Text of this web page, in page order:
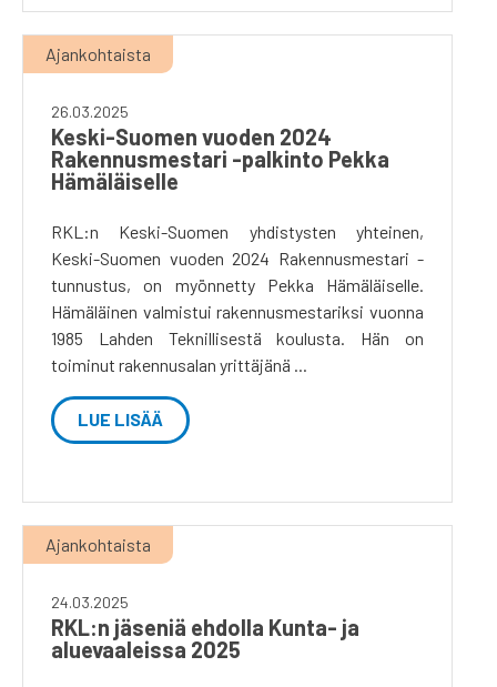
Ajankohtaista
26.03.2025
Keski-Suomen vuoden 2024
Rakennusmestari -palkinto Pekka
Hämäläiselle
RKL:n Keski-Suomen yhdistysten yhteinen,
Keski-Suomen vuoden 2024 Rakennusmestari -
tunnustus, on myönnetty Pekka Hämäläiselle.
Hämäläinen valmistui rakennusmestariksi vuonna
1985 Lahden Teknillisestä koulusta. Hän on
toiminut rakennusalan yrittäjänä ...
LUE LISÄÄ
Ajankohtaista
24.03.2025
RKL:n jäseniä ehdolla Kunta- ja
aluevaaleissa 2025